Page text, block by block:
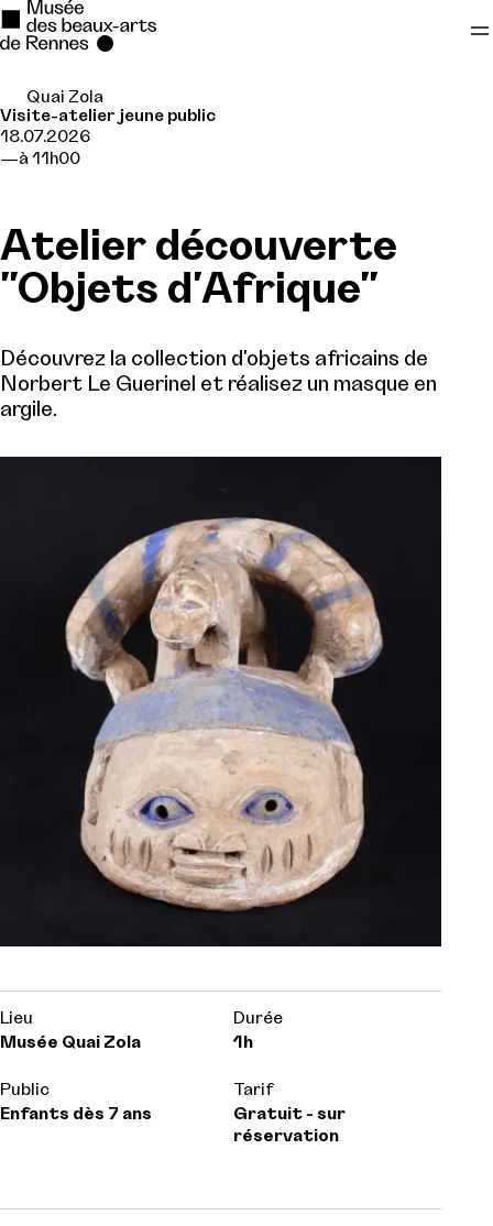
Se rendre au
Contenu principal
Quai Zola
Visite-atelier jeune public
18.07.2026
à 11h00
Atelier découverte
"Objets d'Afrique"
Découvrez la collection d'objets africains de
Norbert Le Guerinel et réalisez un masque en
argile.
Lieu
Musée Quai Zola
Durée
1h
Public
Enfants dès 7 ans
Tarif
Gratuit - sur
réservation